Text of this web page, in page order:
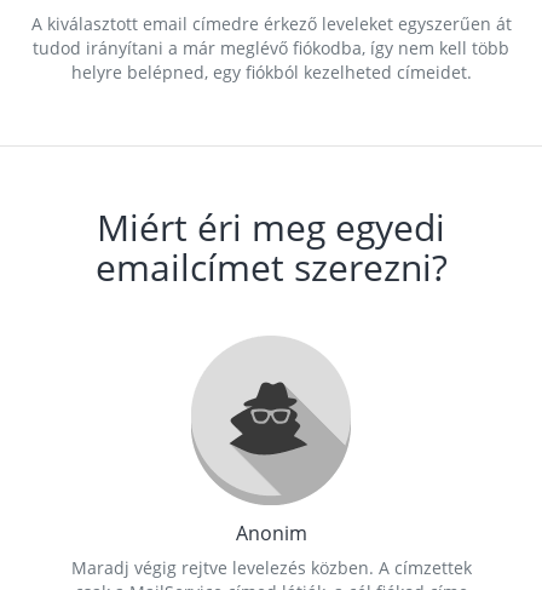
A kiválasztott email címedre érkező leveleket egyszerűen át
tudod irányítani a már meglévő fiókodba, így nem kell több
helyre belépned, egy fiókból kezelheted címeidet.
Miért éri meg egyedi
emailcímet szerezni?
Anonim
Maradj végig rejtve levelezés közben. A címzettek